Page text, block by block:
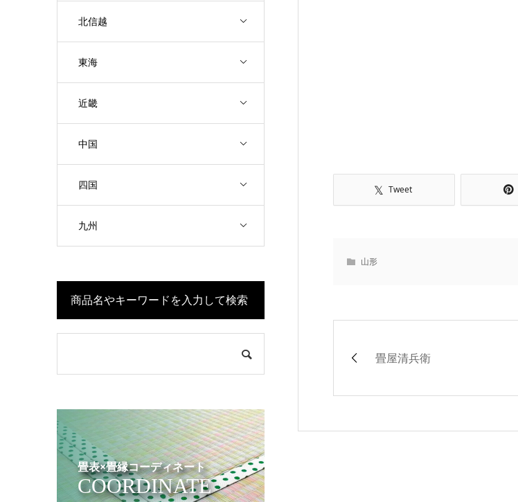
北信越
東海
近畿
中国
四国
九州
Tweet
山形
畳屋清兵衛
商品名やキーワードを入力して検索
畳表×畳縁コーディネート
COORDINATE